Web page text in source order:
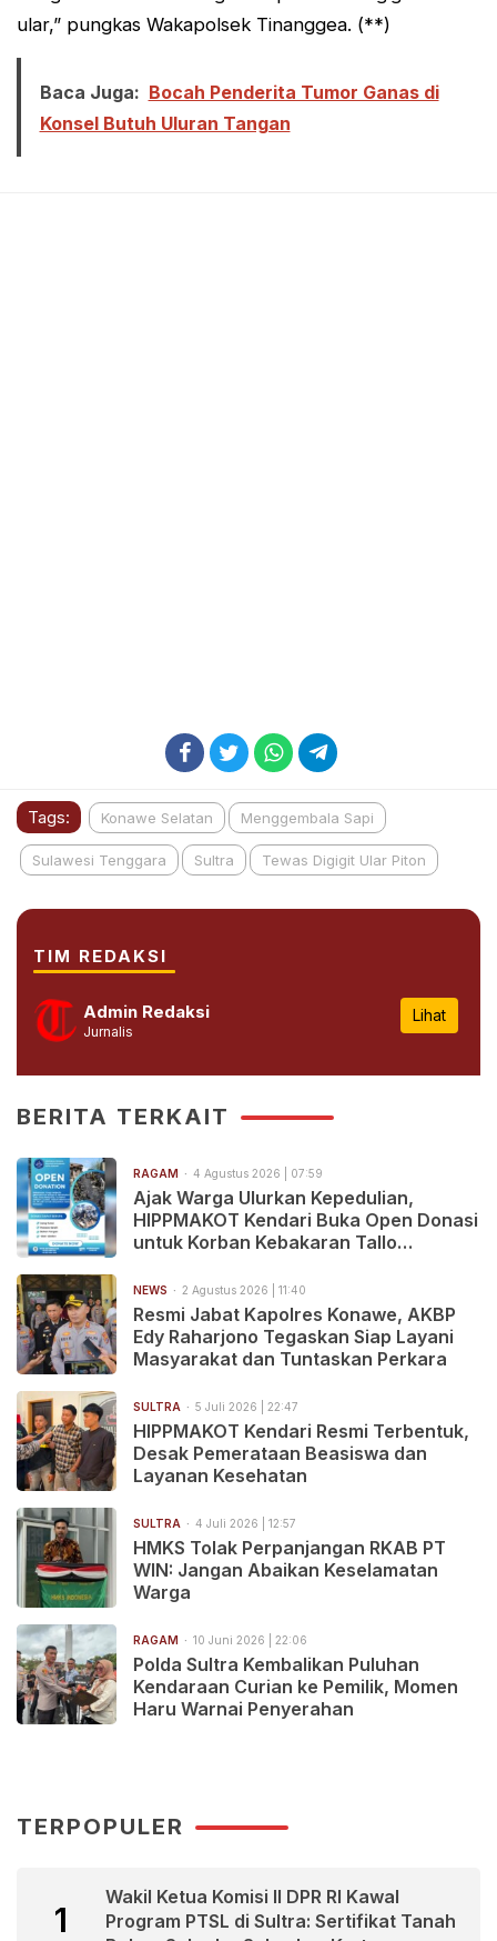
ular,” pungkas Wakapolsek Tinanggea. (**)
Baca Juga: Bocah Penderita Tumor Ganas di
Konsel Butuh Uluran Tangan
Tags: Konawe Selatan Menggembala Sapi
Sulawesi Tenggara Sultra Tewas Digigit Ular Piton
TIM REDAKSI
Admin Redaksi
Jurnalis
Lihat
BERITA TERKAIT
RAGAM 4 Agustus 2026 | 07:59
Ajak Warga Ulurkan Kepedulian,
HIPPMAKOT Kendari Buka Open Donasi
untuk Korban Kebakaran Tallo
NEWS 2 Agustus 2026 | 11:40
Resmi Jabat Kapolres Konawe, AKBP
Edy Raharjono Tegaskan Siap Layani
Masyarakat dan Tuntaskan Perkara
SULTRA 5 Juli 2026 | 22:47
HIPPMAKOT Kendari Resmi Terbentuk,
Desak Pemerataan Beasiswa dan
Layanan Kesehatan
SULTRA 4 Juli 2026 | 12:57
HMKS Tolak Perpanjangan RKAB PT
WIN: Jangan Abaikan Keselamatan
Warga
RAGAM 10 Juni 2026 | 22:06
Polda Sultra Kembalikan Puluhan
Kendaraan Curian ke Pemilik, Momen
Haru Warnai Penyerahan
TERPOPULER
1
Wakil Ketua Komisi II DPR RI Kawal
Program PTSL di Sultra: Sertifikat Tanah